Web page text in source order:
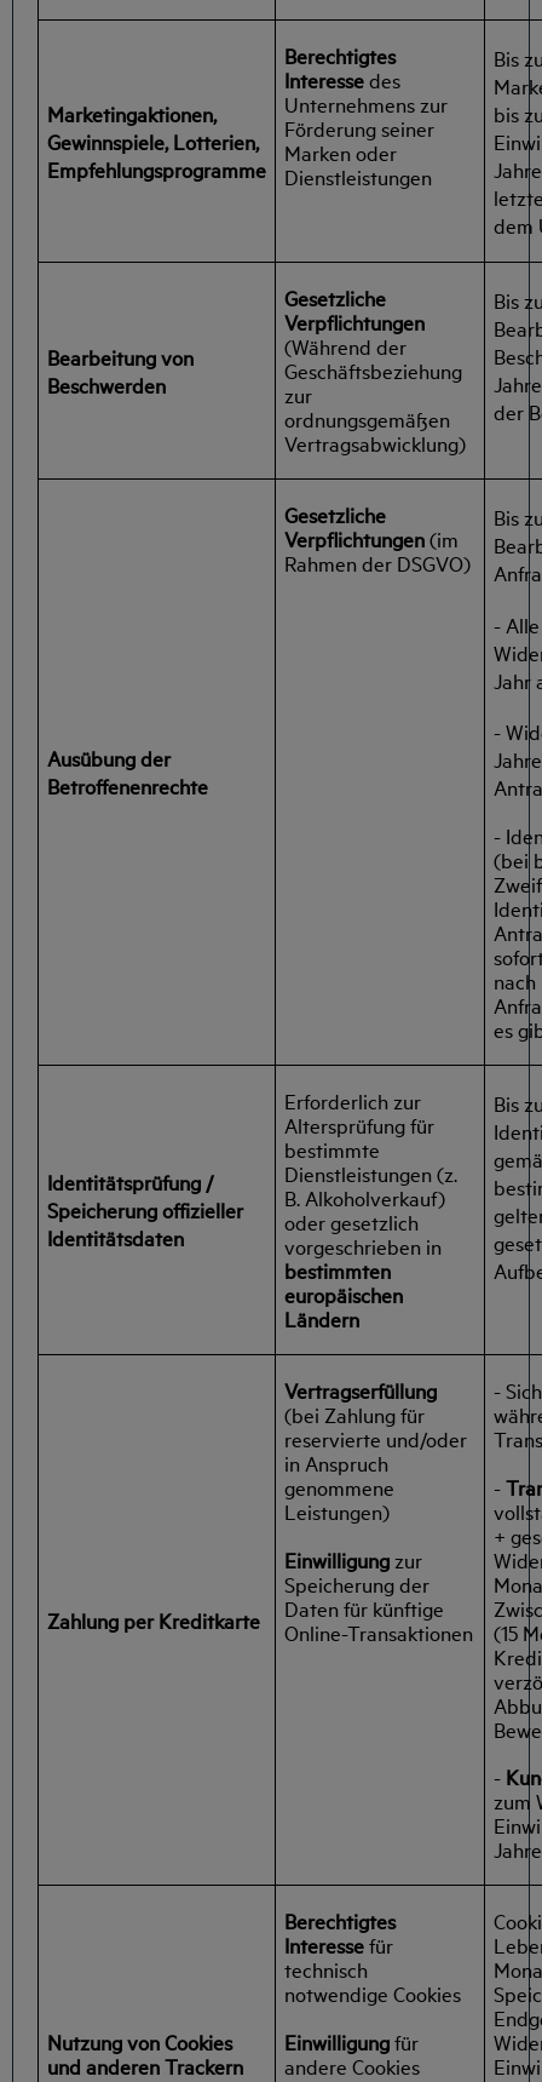
Marketingaktionen,
Gewinnspiele, Lotterien,
Empfehlungsprogramme
Berechtigtes
Interessedes
Unternehmens zur
Förderung seiner
Marken oder
Dienstleistungen
Bis
bis
dem
Bearbeitung von
Beschwerden
Gesetzliche
Verpflichtungen
(Während der
Geschäftsbeziehung
zur
ordnungsgemäßen
Vertragsabwicklung)
Bis
der
Ausübung der
Betroffenenrechte
Gesetzliche
Verpflichtungen(im
Rahmen der DSGVO)
Bis
-
Jahr
-
-
(bei
es
Identitätsprüfung /
Speicherung offizieller
Identitätsdaten
Erforderlich zur
Altersprüfung für
bestimmte
Dienstleistungen (z.
B. Alkoholverkauf)
oder gesetzlich
vorgeschrieben in
bestimmten
europäischen
Ländern
Bis
Zahlung per Kreditkarte
Vertragserfüllung
(bei Zahlung für
reservierte und/oder
in Anspruch
genommene
Leistungen)
Einwilligungzur
Speicherung der
Daten für künftige
Online-Transaktionen
-
-
+
(15
-
zum
Nutzung von Cookies
und anderen Trackern
Berechtigtes
Interessefür
technisch
notwendige Cookies
Einwilligungfür
andere Cookies